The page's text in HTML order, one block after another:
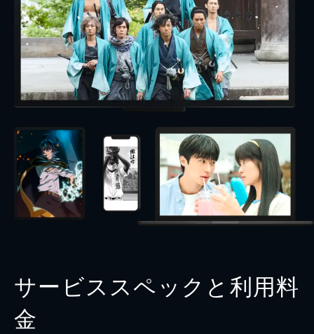
サービススペックと利用料
金